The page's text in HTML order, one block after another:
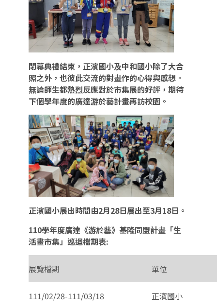
閉幕典禮結束，正濱國小及中和國小除了大合
照之外，也彼此交流的對畫作的心得與感想。
無論師生都熱烈反應對於市集展的好評，期待
下個學年度的廣達游於藝計畫再訪校園。
正濱國小展出時間由2月28日展出至3月18日。
110學年度廣達《游於藝》基隆同盟計畫「生
活畫市集」巡迴檔期表:
展覽檔期 單位
111/02/28-111/03/18 正濱國小